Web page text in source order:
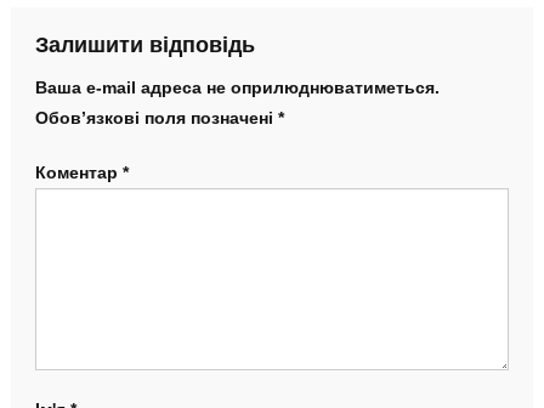
Залишити відповідь
Ваша e-mail адреса не оприлюднюватиметься.
Обов’язкові поля позначені *
Коментар *